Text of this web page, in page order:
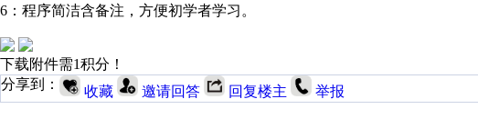
6：程序简洁含备注，方便初学者学习。
下载附件需1积分！
分享到：
收藏 邀请回答 回复楼主 举报